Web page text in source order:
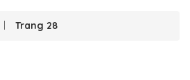
Trang 28